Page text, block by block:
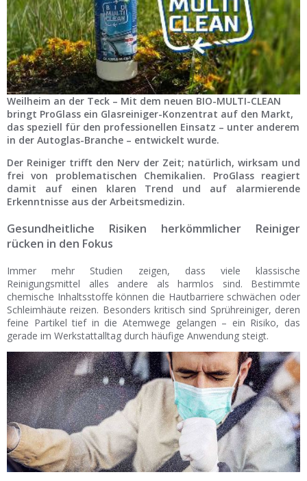
Kostenlos eintragen
Werkstatt Login
Weilheim an der Teck – Mit dem neuen BIO-MULTI-CLEAN
bringt ProGlass ein Glasreiniger-Konzentrat auf den Markt,
das speziell für den professionellen Einsatz – unter anderem
in der Autoglas-Branche – entwickelt wurde.
Der Reiniger trifft den Nerv der Zeit; natürlich, wirksam und
frei von problematischen Chemikalien. ProGlass reagiert
damit auf einen klaren Trend und auf alarmierende
Erkenntnisse aus der Arbeitsmedizin.
Gesundheitliche Risiken herkömmlicher Reiniger
rücken in den Fokus
Immer mehr Studien zeigen, dass viele klassische
Reinigungsmittel alles andere als harmlos sind. Bestimmte
chemische Inhaltsstoffe können die Hautbarriere schwächen oder
Schleimhäute reizen. Besonders kritisch sind Sprühreiniger, deren
feine Partikel tief in die Atemwege gelangen – ein Risiko, das
gerade im Werkstattalltag durch häufige Anwendung steigt.